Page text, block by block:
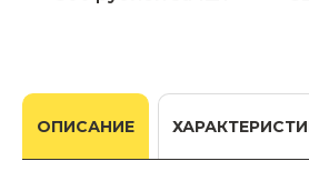
ОПИСАНИЕ